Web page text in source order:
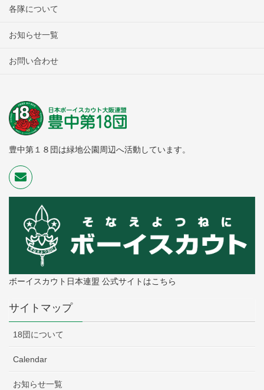
各隊について
お知らせ一覧
お問い合わせ
豊中第１８団は緑地公園周辺へ活動しています。
ボーイスカウト日本連盟 公式サイトはこちら
サイトマップ
18団について
Calendar
お知らせ一覧